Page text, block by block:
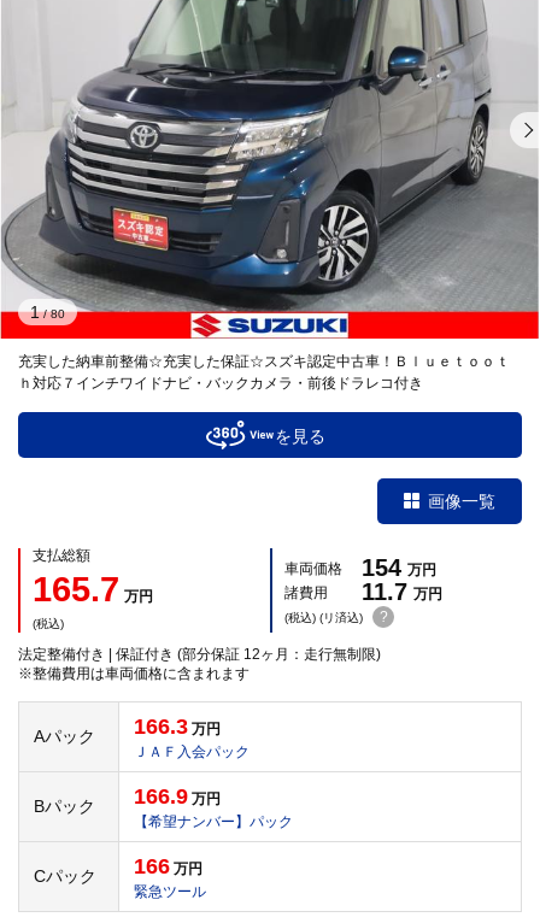
充実した納車前整備☆充実した保証☆スズキ認定中古車！Ｂｌｕｅｔｏｏｔ
ｈ対応７インチワイドナビ・バックカメラ・前後ドラレコ付き
1/80
を見る
画像一覧
支払総額
165.7 万円
(税込)
車両価格 154 万円
諸費用
11.7 万円
(税込) (リ済込) ?
法定整備付き | 保証付き (部分保証 12ヶ月：走行無制限)
※整備費用は車両価格に含まれます
Aパック 166.3 万円
ＪＡＦ入会パック
Bパック 166.9 万円
【希望ナンバー】パック
Cパック 166 万円
緊急ツール